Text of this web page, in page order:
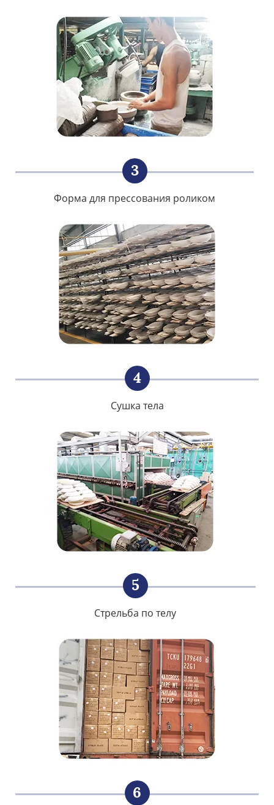
3
Форма для прессования роликом
4
Сушка тела
5
Стрельба по телу
6